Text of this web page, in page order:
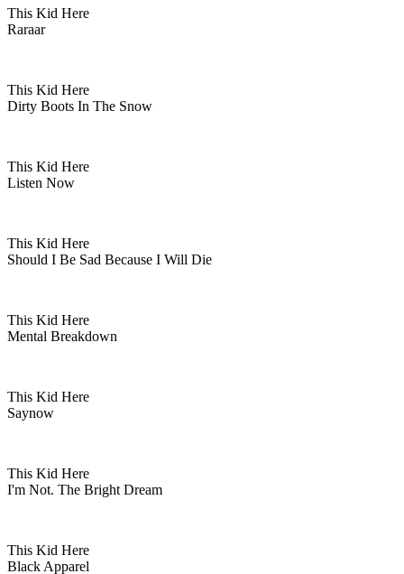
This Kid Here
Raraar
This Kid Here
Dirty Boots In The Snow
This Kid Here
Listen Now
This Kid Here
Should I Be Sad Because I Will Die
This Kid Here
Mental Breakdown
This Kid Here
Saynow
This Kid Here
I'm Not. The Bright Dream
This Kid Here
Black Apparel